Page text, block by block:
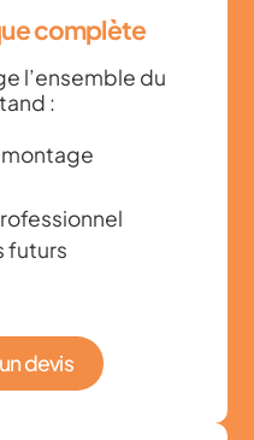
complète
l’ensemble du
:
futurs
devis